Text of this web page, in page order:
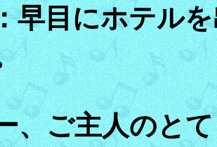
早目にホテル
、ご主人のと